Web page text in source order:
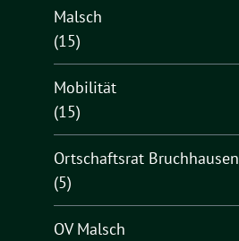
Malsch
(15)
Mobilität
(15)
Ortschaftsrat Bruchhausen
(5)
OV Malsch